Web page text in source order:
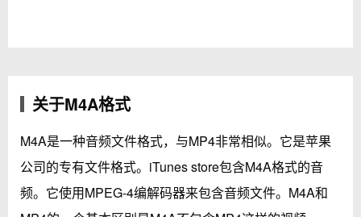
关于M4A格式
M4A是一种音频文件格式，与MP4非常相似。它是苹果
公司的专有文件格式。iTunes store包含M4A格式的音
频。它使用MPEG-4编解码器来包含音频文件。M4A和